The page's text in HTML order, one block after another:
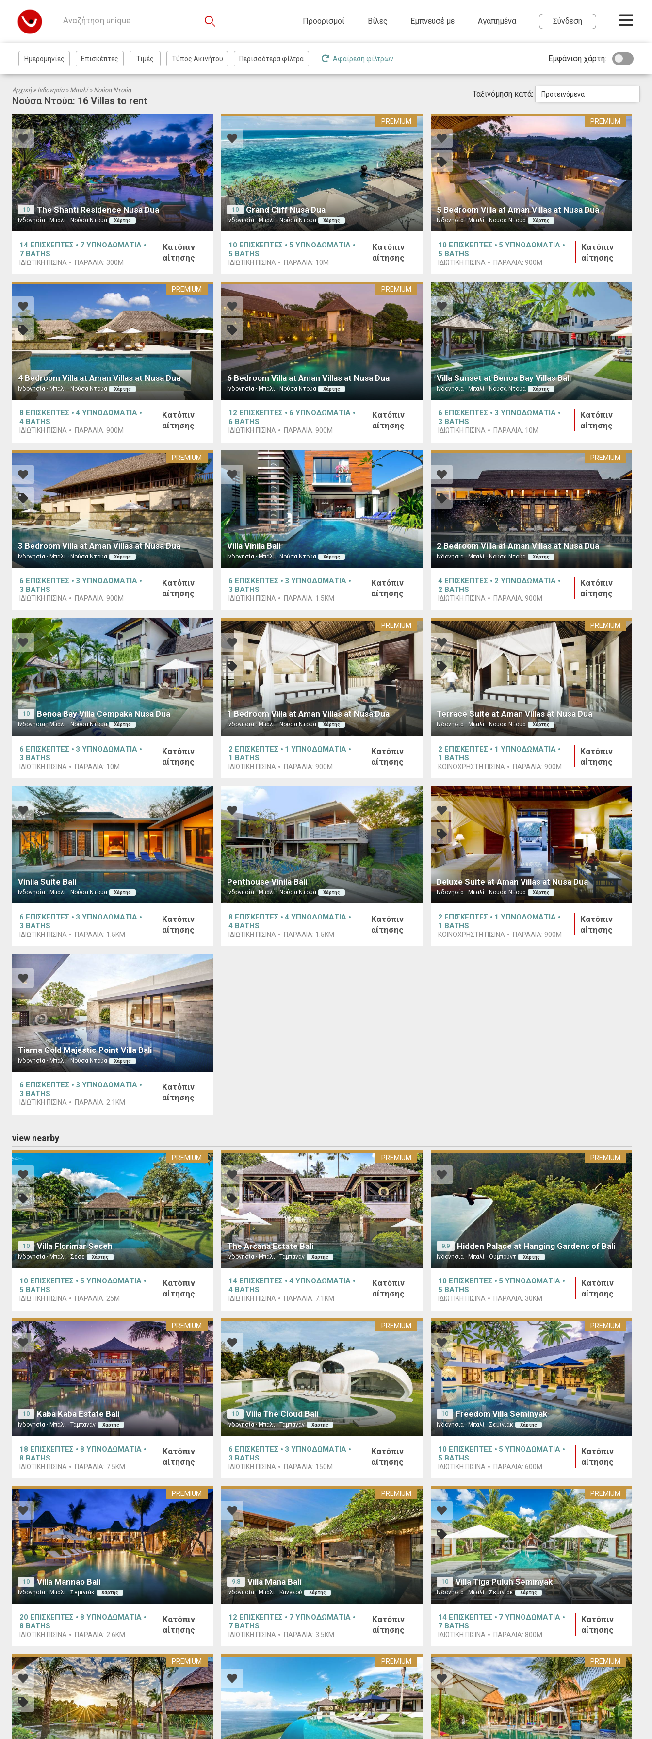
Προορισμοί Βίλες Εμπνευσέ με Αγαπημένα Σύνδεση
Αφαίρεση φίλτρων Εμφάνιση χάρτη:
Αρχική » Ινδονησία» Μπαλί» Νούσα Ντούα
Νούσα Ντούα: 16 Villas to rent
Ταξινόμηση κατά: Προτεινόμενα
10 The Shanti Residence Nusa Dua
Ινδονησία · Μπαλί · Νούσα Ντούα Χάρτης
14 ΕΠΙΣΚΕΠΤΕΣ 7 ΥΠΝΟΔΩΜΑΤΙΑ
7 BATHS
ΙΔΙΩΤΙΚΗ ΠΙΣΙΝΑ ΠΑΡΑΛΙΑ: 300M
Κατόπιν
αίτησης
10 Grand Cliff Nusa Dua
Ινδονησία · Μπαλί · Νούσα Ντούα Χάρτης
PREMIUM
10 ΕΠΙΣΚΕΠΤΕΣ 5ΥΠΝΟΔΩΜΑΤΙΑ
5 BATHS
ΙΔΙΩΤΙΚΗ ΠΙΣΙΝΑ ΠΑΡΑΛΙΑ: 10M
Κατόπιν
αίτησης
5 Bedroom Villa at Aman Villas at Nusa Dua
Ινδονησία · Μπαλί · Νούσα Ντούα Χάρτης
PREMIUM
10 ΕΠΙΣΚΕΠΤΕΣ 5 ΥΠΝΟΔΩΜΑΤΙΑ
5 BATHS
ΙΔΙΩΤΙΚΗ ΠΙΣΙΝΑ ΠΑΡΑΛΙΑ: 900M
Κατόπιν
αίτησης
4 Bedroom Villa at Aman Villas at Nusa Dua
Ινδονησία · Μπαλί · Νούσα Ντούα Χάρτης
PREMIUM
8 ΕΠΙΣΚΕΠΤΕΣ 4 ΥΠΝΟΔΩΜΑΤΙΑ
4 BATHS
ΙΔΙΩΤΙΚΗ ΠΙΣΙΝΑ ΠΑΡΑΛΙΑ: 900M
Κατόπιν
αίτησης
6 Bedroom Villa at Aman Villas at Nusa Dua
Ινδονησία · Μπαλί · Νούσα Ντούα Χάρτης
PREMIUM
12 ΕΠΙΣΚΕΠΤΕΣ 6ΥΠΝΟΔΩΜΑΤΙΑ
6 BATHS
ΙΔΙΩΤΙΚΗ ΠΙΣΙΝΑ ΠΑΡΑΛΙΑ: 900M
Κατόπιν
αίτησης
Villa Sunset at Benoa Bay Villas Bali
Ινδονησία · Μπαλί · Νούσα Ντούα Χάρτης
6 ΕΠΙΣΚΕΠΤΕΣ 3 ΥΠΝΟΔΩΜΑΤΙΑ
3 BATHS
ΙΔΙΩΤΙΚΗ ΠΙΣΙΝΑ ΠΑΡΑΛΙΑ: 10M
Κατόπιν
αίτησης
3 Bedroom Villa at Aman Villas at Nusa Dua
Ινδονησία · Μπαλί · Νούσα Ντούα Χάρτης
PREMIUM
6 ΕΠΙΣΚΕΠΤΕΣ 3 ΥΠΝΟΔΩΜΑΤΙΑ
3 BATHS
ΙΔΙΩΤΙΚΗ ΠΙΣΙΝΑ ΠΑΡΑΛΙΑ: 900M
Κατόπιν
αίτησης
Villa Vinila Bali
Ινδονησία · Μπαλί · Νούσα Ντούα Χάρτης
6 ΕΠΙΣΚΕΠΤΕΣ 3ΥΠΝΟΔΩΜΑΤΙΑ
3 BATHS
ΙΔΙΩΤΙΚΗ ΠΙΣΙΝΑ ΠΑΡΑΛΙΑ: 1.5KM
Κατόπιν
αίτησης
2 Bedroom Villa at Aman Villas at Nusa Dua
Ινδονησία · Μπαλί · Νούσα Ντούα Χάρτης
PREMIUM
4 ΕΠΙΣΚΕΠΤΕΣ 2 ΥΠΝΟΔΩΜΑΤΙΑ
2 BATHS
ΙΔΙΩΤΙΚΗ ΠΙΣΙΝΑ ΠΑΡΑΛΙΑ: 900M
Κατόπιν
αίτησης
10 Benoa Bay Villa Cempaka Nusa Dua
Ινδονησία · Μπαλί · Νούσα Ντούα Χάρτης
6 ΕΠΙΣΚΕΠΤΕΣ 3 ΥΠΝΟΔΩΜΑΤΙΑ
3 BATHS
ΙΔΙΩΤΙΚΗ ΠΙΣΙΝΑ ΠΑΡΑΛΙΑ: 10M
Κατόπιν
αίτησης
1 Bedroom Villa at Aman Villas at Nusa Dua
Ινδονησία · Μπαλί · Νούσα Ντούα Χάρτης
PREMIUM
2 ΕΠΙΣΚΕΠΤΕΣ 1ΥΠΝΟΔΩΜΑΤΙΑ
1 BATHS
ΙΔΙΩΤΙΚΗ ΠΙΣΙΝΑ ΠΑΡΑΛΙΑ: 900M
Κατόπιν
αίτησης
Terrace Suite at Aman Villas at Nusa Dua
Ινδονησία · Μπαλί · Νούσα Ντούα Χάρτης
PREMIUM
2 ΕΠΙΣΚΕΠΤΕΣ 1 ΥΠΝΟΔΩΜΑΤΙΑ
1 BATHS
ΚΟΙΝΟΧΡΗΣΤΗ ΠΙΣΙΝΑ ΠΑΡΑΛΙΑ: 900M
Κατόπιν
αίτησης
Vinila Suite Bali
Ινδονησία · Μπαλί · Νούσα Ντούα Χάρτης
6 ΕΠΙΣΚΕΠΤΕΣ 3 ΥΠΝΟΔΩΜΑΤΙΑ
3 BATHS
ΙΔΙΩΤΙΚΗ ΠΙΣΙΝΑ ΠΑΡΑΛΙΑ: 1.5KM
Κατόπιν
αίτησης
Penthouse Vinila Bali
Ινδονησία · Μπαλί · Νούσα Ντούα Χάρτης
8 ΕΠΙΣΚΕΠΤΕΣ 4ΥΠΝΟΔΩΜΑΤΙΑ
4 BATHS
ΙΔΙΩΤΙΚΗ ΠΙΣΙΝΑ ΠΑΡΑΛΙΑ: 1.5KM
Κατόπιν
αίτησης
Deluxe Suite at Aman Villas at Nusa Dua
Ινδονησία · Μπαλί · Νούσα Ντούα Χάρτης
2 ΕΠΙΣΚΕΠΤΕΣ 1 ΥΠΝΟΔΩΜΑΤΙΑ
1 BATHS
ΚΟΙΝΟΧΡΗΣΤΗ ΠΙΣΙΝΑ ΠΑΡΑΛΙΑ: 900M
Κατόπιν
αίτησης
Tiarna Gold Majestic Point Villa Bali
Ινδονησία · Μπαλί · Νούσα Ντούα Χάρτης
6 ΕΠΙΣΚΕΠΤΕΣ 3 ΥΠΝΟΔΩΜΑΤΙΑ
3 BATHS
ΙΔΙΩΤΙΚΗ ΠΙΣΙΝΑ ΠΑΡΑΛΙΑ: 2.1KM
Κατόπιν
αίτησης
view nearby
10 Villa Florimar Seseh
Ινδονησία · Μπαλί · Σεσέ Χάρτης
PREMIUM
10 ΕΠΙΣΚΕΠΤΕΣ 5 ΥΠΝΟΔΩΜΑΤΙΑ
5 BATHS
ΙΔΙΩΤΙΚΉ ΠΙΣΊΝΑ ΠΑΡΑΛΊΑ: 25M
Κατόπιν
αίτησης
The Arsana Estate Bali
Ινδονησία · Μπαλί · Ταμπανάν Χάρτης
PREMIUM
14 ΕΠΙΣΚΕΠΤΕΣ 4ΥΠΝΟΔΩΜΑΤΙΑ
4 BATHS
ΙΔΙΩΤΙΚΉ ΠΙΣΊΝΑ ΠΑΡΑΛΊΑ: 7.1KM
Κατόπιν
αίτησης
9.9 Hidden Palace at Hanging Gardens of Bali
Ινδονησία · Μπαλί · Ουμπούντ Χάρτης
PREMIUM
10 ΕΠΙΣΚΕΠΤΕΣ 5 ΥΠΝΟΔΩΜΑΤΙΑ
5 BATHS
ΙΔΙΩΤΙΚΉ ΠΙΣΊΝΑ ΠΑΡΑΛΊΑ: 30KM
Κατόπιν
αίτησης
10 Kaba Kaba Estate Bali
Ινδονησία · Μπαλί · Ταμπανάν Χάρτης
PREMIUM
18 ΕΠΙΣΚΕΠΤΕΣ 8 ΥΠΝΟΔΩΜΑΤΙΑ
8 BATHS
ΙΔΙΩΤΙΚΉ ΠΙΣΊΝΑ ΠΑΡΑΛΊΑ: 7.5KM
Κατόπιν
αίτησης
10 Villa The Cloud Bali
Ινδονησία · Μπαλί · Ταμπανάν Χάρτης
PREMIUM
6 ΕΠΙΣΚΕΠΤΕΣ 3ΥΠΝΟΔΩΜΑΤΙΑ
3 BATHS
ΙΔΙΩΤΙΚΉ ΠΙΣΊΝΑ ΠΑΡΑΛΊΑ: 150M
Κατόπιν
αίτησης
10 Freedom Villa Seminyak
Ινδονησία · Μπαλί · Σεμινιάκ Χάρτης
PREMIUM
10 ΕΠΙΣΚΕΠΤΕΣ 5 ΥΠΝΟΔΩΜΑΤΙΑ
5 BATHS
ΙΔΙΩΤΙΚΉ ΠΙΣΊΝΑ ΠΑΡΑΛΊΑ: 600M
Κατόπιν
αίτησης
10 Villa Mannao Bali
Ινδονησία · Μπαλί · Σεμινιάκ Χάρτης
PREMIUM
20 ΕΠΙΣΚΕΠΤΕΣ 8 ΥΠΝΟΔΩΜΑΤΙΑ
8 BATHS
ΙΔΙΩΤΙΚΉ ΠΙΣΊΝΑ ΠΑΡΑΛΊΑ: 2.6KM
Κατόπιν
αίτησης
9.8 Villa Mana Bali
Ινδονησία · Μπαλί · Κανγκού Χάρτης
PREMIUM
12 ΕΠΙΣΚΕΠΤΕΣ 7ΥΠΝΟΔΩΜΑΤΙΑ
7 BATHS
ΙΔΙΩΤΙΚΉ ΠΙΣΊΝΑ ΠΑΡΑΛΊΑ: 3.5KM
Κατόπιν
αίτησης
10 Villa Tiga Puluh Seminyak
Ινδονησία · Μπαλί · Σεμινιάκ Χάρτης
PREMIUM
14 ΕΠΙΣΚΕΠΤΕΣ 7 ΥΠΝΟΔΩΜΑΤΙΑ
7 BATHS
ΙΔΙΩΤΙΚΉ ΠΙΣΊΝΑ ΠΑΡΑΛΊΑ: 800M
Κατόπιν
αίτησης
PREMIUM PREMIUM PREMIUM